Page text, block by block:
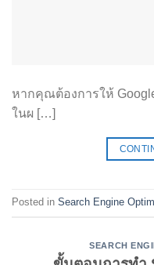
หากคุณต้องการให้
ในผ […]
Posted in Search Engine
SEARCH